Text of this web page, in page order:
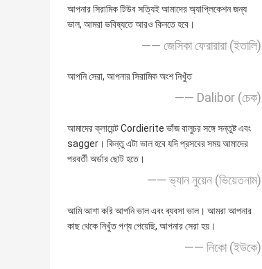
আপনার সিরামিক টিউব সত্যিই আমাদের অ্যাপ্লিকেশন জন্য
ভাল, আমরা ভবিষ্যতে আরও কিনতে হবে।
—— জেসিকা ফেরারারা (ইতালি)
আপনি সেরা, আপনার সিরামিক অংশ নিখুঁত
—— Dalibor (চেক)
আমাদের ক্লায়েন্ট Cordierite ভাঁজ বালুচর সঙ্গে সন্তুষ্ট এবং
sagger। কিন্তু এটা ভাল হবে যদি প্রসবের সময় আমাদের
পরবর্তী অর্ডার ছোট হতে।
—— ভ্যান নুয়েন (ভিয়েতনাম)
আমি আশা করি আপনি ভাল এবং ব্যবসা ভাল। আমরা আপনার
কাছ থেকে নিখুঁত পণ্য পেয়েছি, আপনার সেরা হয়।
—— নিকো (ইউকে)